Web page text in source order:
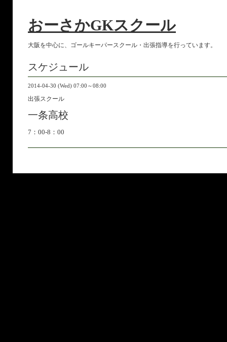
おーさかGKスクール
大阪を中心に、ゴールキーパースクール・出張指導を行っています。
スケジュール
2014-04-30 (Wed) 07:00～08:00
出張スクール
一条高校
7：00-8：00